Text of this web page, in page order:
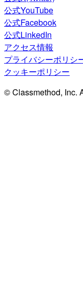
公式YouTube
公式Facebook
公式LinkedIn
アクセス情報
プライバシーポリシ
クッキーポリシー
© Classmethod, Inc.